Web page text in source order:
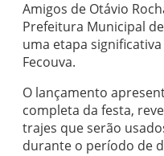
Amigos de Otávio
Prefeitura Municipal de
uma etapa
Fecouva.
O lançamento
completa da festa,
trajes que serão
durante o período de